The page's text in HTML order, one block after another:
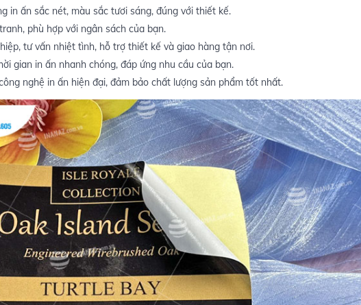
in ấn sắc nét, màu sắc tươi sáng, đúng với thiết kế.
phù hợp với ngân sách của bạn.
tư vấn nhiệt tình, hỗ trợ thiết kế và giao hàng tận nơi.
gian in ấn nhanh chóng, đáp ứng nhu cầu của bạn.
nghệ in ấn hiện đại, đảm bảo chất lượng sản phẩm tốt nhất.